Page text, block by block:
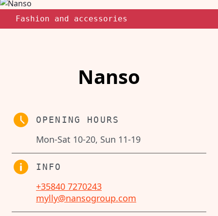
Fashion and accessories
Nanso
OPENING HOURS
Mon-Sat 10-20, Sun 11-19
INFO
+35840 7270243
mylly@nansogroup.com